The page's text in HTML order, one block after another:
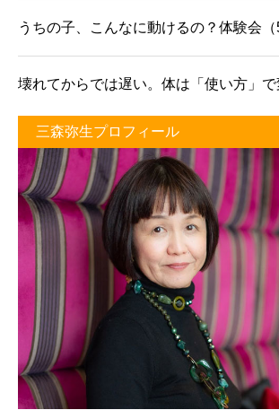
うちの子、こんなに動けるの？体験会（
壊れてからでは遅い。体は「使い方」で
三森弥生プロフィール